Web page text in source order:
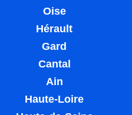
Oise
Hérault
Gard
Cantal
Ain
Haute-Loire